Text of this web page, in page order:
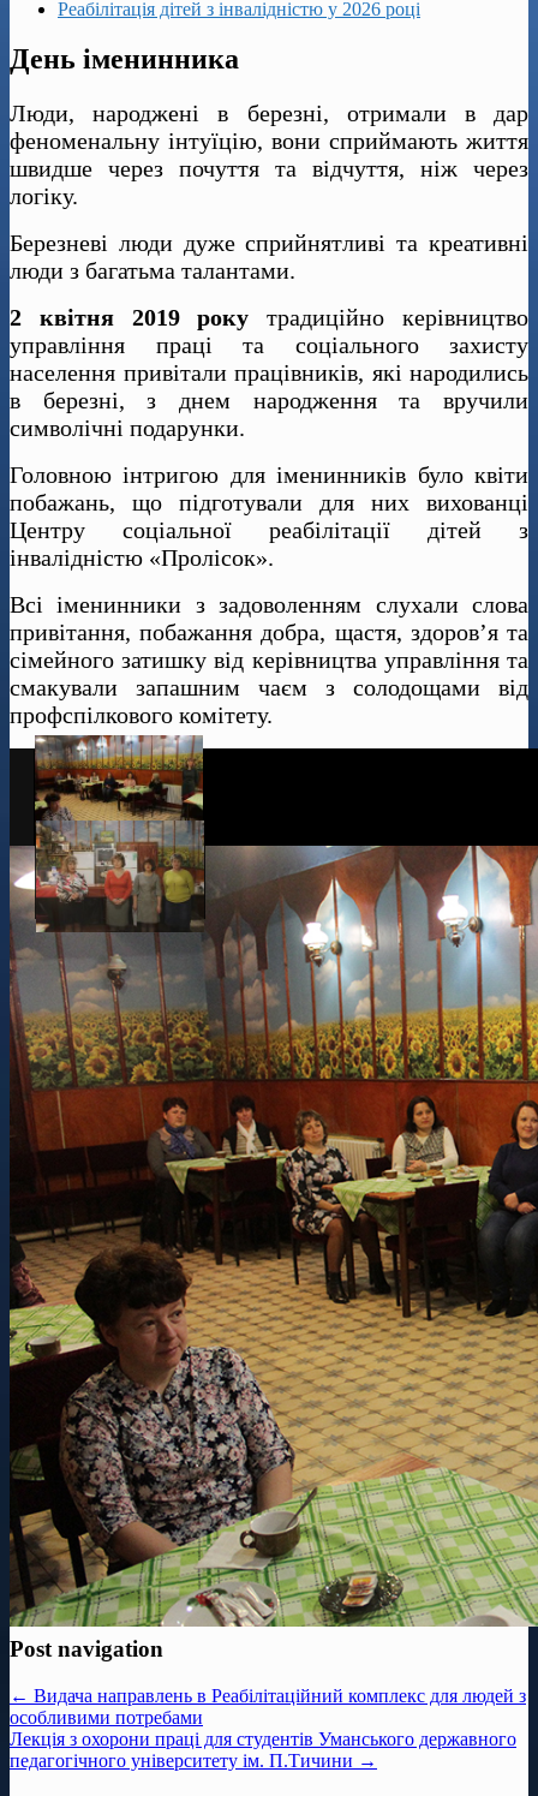
Реабілітація дітей з інвалідністю у 2026 році
День іменинника
Люди, народжені в березні, отримали в дар
феноменальну інтуїцію, вони сприймають життя
швидше через почуття та відчуття, ніж через
логіку.
Березневі люди дуже сприйнятливі та креативні
люди з багатьма талантами.
2 квітня 2019 року традиційно керівництво
управління праці та соціального захисту
населення привітали працівників, які народились
в березні, з днем народження та вручили
символічні подарунки.
Головною інтригою для іменинників було квіти
побажань, що підготували для них вихованці
Центру соціальної реабілітації дітей з
інвалідністю «Пролісок».
Всі іменинники з задоволенням слухали слова
привітання, побажання добра, щастя, здоров’я та
сімейного затишку від керівництва управління та
смакували запашним чаєм з солодощами від
профспілкового комітету.
Post navigation
← Видача направлень в Реабілітаційний комплекс для людей з
особливими потребами
Лекція з охорони праці для студентів Уманського державного
педагогічного університету ім. П.Тичини →